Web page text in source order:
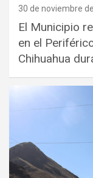
30 de noviembre
El Municipio
en el
Chihuahua